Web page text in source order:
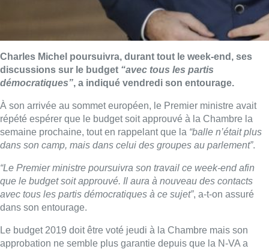
Charles Michel poursuivra, durant tout le week-end, ses
discussions sur le budget “avec tous les partis
démocratiques”, a indiqué vendredi son entourage.
À son arrivée au sommet européen, le Premier ministre avait
répété espérer que le budget soit approuvé à la Chambre la
semaine prochaine, tout en rappelant que la “balle n’était plus
dans son camp, mais dans celui des groupes au parlement”.
“Le Premier ministre poursuivra son travail ce week-end afin
que le budget soit approuvé. Il aura à nouveau des contacts
avec tous les partis démocratiques à ce sujet”, a-t-on assuré
dans son entourage.
Le budget 2019 doit être voté jeudi à la Chambre mais son
approbation ne semble plus garantie depuis que la N-VA a